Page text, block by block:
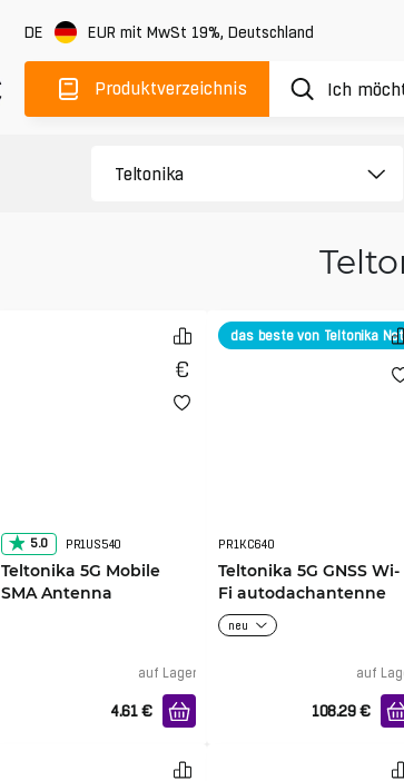
DE EUR mit MwSt 19%, Deutschland
Produktverzeichnis
5.0 PR1US540
Teltonika 5G Mobile
SMA Antenna
auf Lager
4.61 €
das beste von Teltonika
PR1KC640
Teltonika 5G GNSS Wi-
Fi autodachantenne
neu
auf
108.29 €